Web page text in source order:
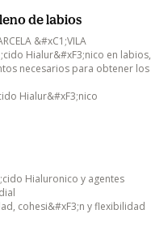
de labios
&#xC1;VILA
Hialur&#xF3;nico en labios,
necesarios para obtener los
Hialur&#xF3;nico
Hialuronico y agentes
cohesi&#xF3;n y flexibilidad